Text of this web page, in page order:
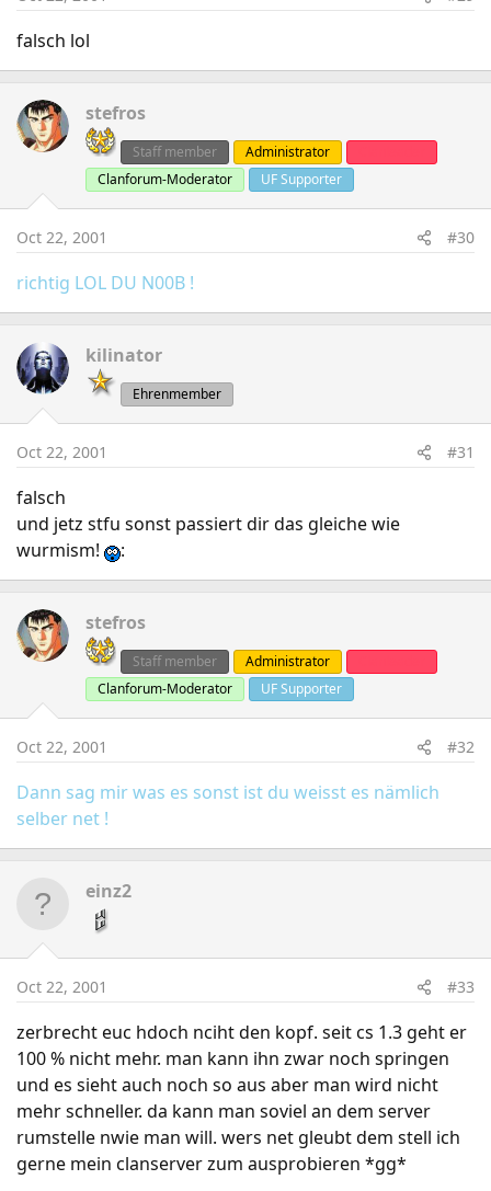
falsch lol
stefros
Staff member Administrator
Clanforum-Moderator
UF Supporter
Oct 22, 2001 #30
richtig LOL DU N00B !
kilinator
Ehrenmember
Oct 22, 2001 #31
falsch
und jetz stfu sonst passiert dir das gleiche wie
wurmism!
:
stefros
Staff member Administrator
Clanforum-Moderator
UF Supporter
Oct 22, 2001 #32
Dann sag mir was es sonst ist du weisst es nämlich
selber net !
einz2
Oct 22, 2001 #33
zerbrecht euc hdoch nciht den kopf. seit cs 1.3 geht er
100 % nicht mehr. man kann ihn zwar noch springen
und es sieht auch noch so aus aber man wird nicht
mehr schneller. da kann man soviel an dem server
rumstelle nwie man will. wers net gleubt dem stell ich
gerne mein clanserver zum ausprobieren *gg*